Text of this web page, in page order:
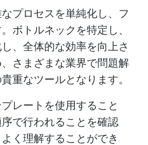
プロセスを単純化し、フ
ボトルネックを特定し、
、全体的な効率を向上さ
さまざまな業界で問題解
重なツールとなります。
レートを使用すること
で行われることを確認
く理解することができ